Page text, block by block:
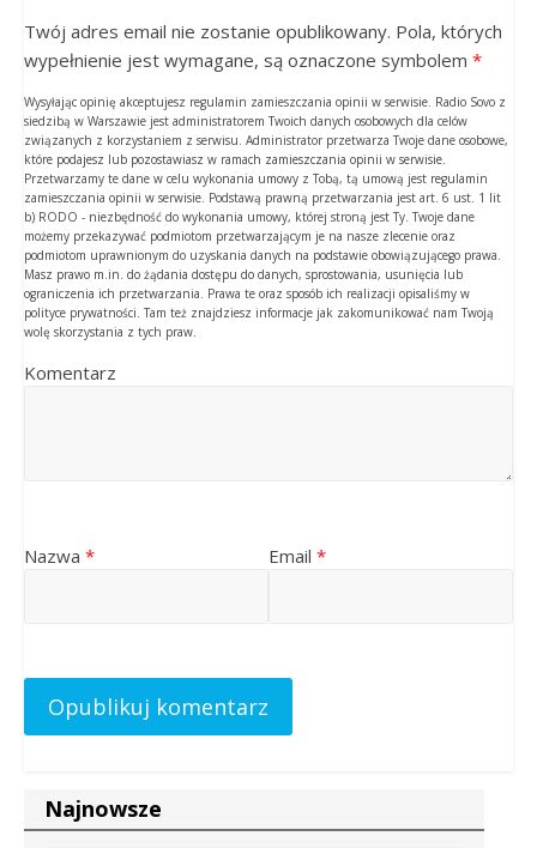
Twój adres email nie zostanie opublikowany. Pola, których
wypełnienie jest wymagane, są oznaczone symbolem *
Wysyłając opinię akceptujesz regulamin zamieszczania opinii w serwisie. Radio Sovo z
siedzibą w Warszawie jest administratorem Twoich danych osobowych dla celów
związanych z korzystaniem z serwisu. Administrator przetwarza Twoje dane osobowe,
które podajesz lub pozostawiasz w ramach zamieszczania opinii w serwisie.
Przetwarzamy te dane w celu wykonania umowy z Tobą, tą umową jest regulamin
zamieszczania opinii w serwisie. Podstawą prawną przetwarzania jest art. 6 ust. 1 lit
b) RODO - niezbędność do wykonania umowy, której stroną jest Ty. Twoje dane
możemy przekazywać podmiotom przetwarzającym je na nasze zlecenie oraz
podmiotom uprawnionym do uzyskania danych na podstawie obowiązującego prawa.
Masz prawo m.in. do żądania dostępu do danych, sprostowania, usunięcia lub
ograniczenia ich przetwarzania. Prawa te oraz sposób ich realizacji opisaliśmy w
polityce prywatności. Tam też znajdziesz informacje jak zakomunikować nam Twoją
wolę skorzystania z tych praw.
Komentarz
Nazwa * Email *
Najnowsze